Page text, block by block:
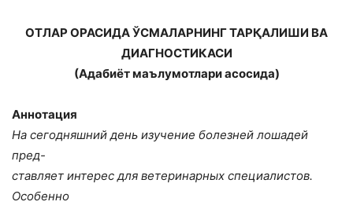
ОТЛАР ОРАСИДА ЎСМАЛАРНИНГ ТАРҚАЛИШИ ВА
ДИАГНОСТИКАСИ
(Адабиёт маълумотлари асосида)
Аннотация
На сегодняшний день изучение болезней лошадей
пред-
ставляет интерес для ветеринарных специалистов.
Особенно